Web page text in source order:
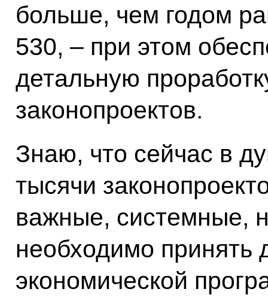
больше, чем годом
530, – при этом
детальную
законопроектов.
Знаю, что сейчас в
тысячи
важные, системные,
необходимо принять
экономической